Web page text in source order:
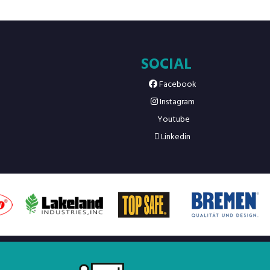
SOCIAL
Facebook
Instagram
Youtube
Linkedin